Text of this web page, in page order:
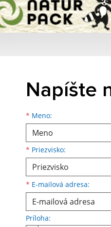
Napíšte
* Meno:
Meno
* Priezvisko:
Priezvisko
* E-mailová adresa:
E-mailová adresa
Príloha: